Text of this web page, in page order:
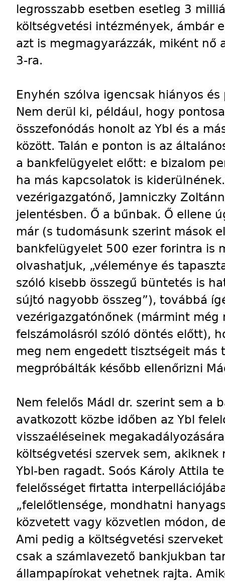
legrosszabb esetben esetleg 3
költségvetési intézmények, ámbár
azt is megmagyarázzák, miként
3-ra.
Enyhén szólva igencsak hiányos
Nem derül ki, például, hogy
összefonódás honolt az Ybl és a
között. Talán e ponton is az
a bankfelügyelet előtt: e bizalom
ha más kapcsolatok is
vezérigazgatónő, Jamniczky
jelentésben. Ő a bűnbak. Ő ellene
már (s tudomásunk szerint mások
bankfelügyelet 500 ezer forintra is
olvashatjuk, „véleménye és
szóló kisebb összegű büntetés is
sújtó nagyobb összeg”), továbbá
vezérigazgatónőnek (mármint még
felszámolásról szóló döntés előtt),
meg nem engedett tisztségeit más
megpróbálták később ellenőrizni
Nem felelős Mádl dr. szerint sem a
avatkozott közbe időben az Ybl
visszaéléseinek
költségvetési szervek sem,
Ybl-ben ragadt. Soós Károly Attila
felelősséget firtatta
„felelőtlensége, mondhatni
közvetett vagy közvetlen módon,
Ami pedig a költségvetési
csak a számlavezető bankjukban
állampapírokat vehetnek rajta.